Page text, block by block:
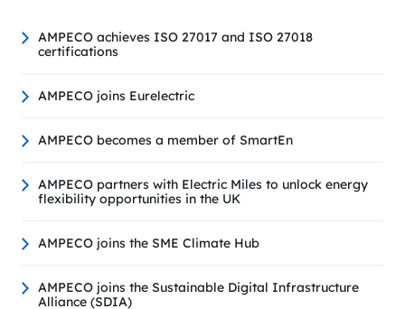
AMPECO achieves ISO 27017 and ISO 27018
certifications
AMPECO joins Eurelectric
AMPECO becomes a member of SmartEn
AMPECO partners with Electric Miles to unlock energy
flexibility opportunities in the UK
AMPECO joins the SME Climate Hub
AMPECO joins the Sustainable Digital Infrastructure
Alliance (SDIA)